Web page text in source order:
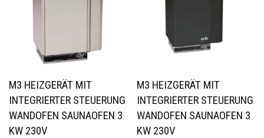
M3 HEIZGERÄT MIT
INTEGRIERTER STEUERUNG
WANDOFEN SAUNAOFEN 3
KW 230V
M3 HEIZGERÄT MIT
INTEGRIERTER STEUERUNG
WANDOFEN SAUNAOFEN 3
KW 230V